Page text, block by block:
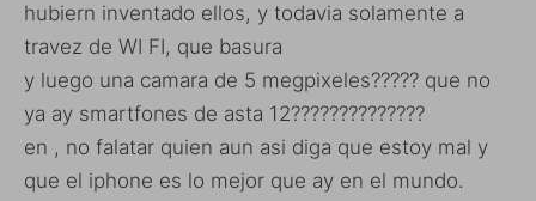
hubiern inventado ellos, y todavia solamente a
travez de WI FI, que basura
y luego una camara de 5 megpixeles????? que no
ya ay smartfones de asta 12??????????????
en , no falatar quien aun asi diga que estoy mal y
que el iphone es lo mejor que ay en el mundo.